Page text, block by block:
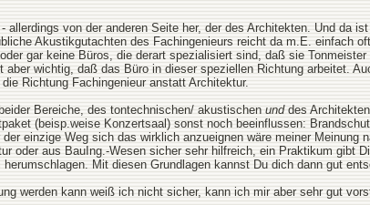
allerdings von der anderen Seite her, der des Architekten. Und da
Akustikgutachten des Fachingenieurs reicht da m.E. einfach
gar keine Büros, die derart spezialisiert sind, daß sie
aber wichtig, daß das Büro in dieser speziellen Richtung arbeitet.
Richtung Fachingenieur anstatt Architektur.
Bereiche, des tontechnischen/ akustischen unddes
(beisp.weise Konzertsaal) sonst noch beeinflussen:
einzige Weg sich das wirklich anzueignen wäre meiner
oder aus BauIng.-Wesen sicher sehr hilfreich, ein Praktikum gibt
herumschlagen. Mit diesen Grundlagen kannst Du dich dann gut
werden kann weiß ich nicht sicher, kann ich mir aber sehr gut